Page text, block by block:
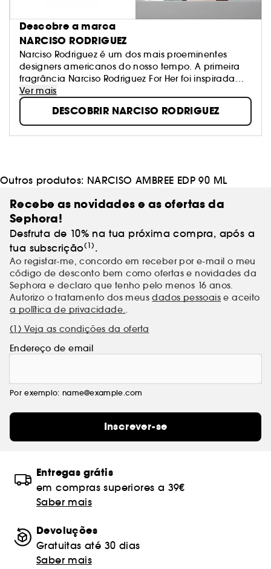
Descobre a marca
NARCISO RODRIGUEZ
Narciso Rodriguez é um dos mais proeminentes
designers americanos do nosso tempo. A primeira
fragrância Narciso Rodriguez For Her foi inspirada
num óleo de almíscar raro e concebida como um
tributo às mulheres. Mais de quinze anos depois, a
fragrância Narciso Rodriguez For Her tornou-se num
ícone, numa fragrância líder e num fenómeno
global no mundo da perfumaria. Tal como os
continuam a ser definidas pela assinatura de
almíscar que é facilmente identificada,
invariavelmente lembrada e sempre amada.
Ver mais
DESCOBRIR NARCISO RODRIGUEZ
Outros produtos: NARCISO AMBREE EDP 90 ML
Recebe as novidades e as ofertas da
Sephora!
Desfruta de 10% na tua próxima compra, após a
tua subscrição(1) .
Ao registar-me, concordo em receber por e-mail o meu
código de desconto bem como ofertas e novidades da
Sephora e declaro que tenho pelo menos 16 anos.
Autorizo o tratamento dos meusdados pessoais e aceito
a política de privacidade..
(1) Veja as condições da oferta
Endereço de email
Por exemplo: name@example.com
Inscrever-se
Entregas grátis
em compras superiores a 39€
Saber mais
Devoluções
Gratuitas até 30 dias
Saber mais